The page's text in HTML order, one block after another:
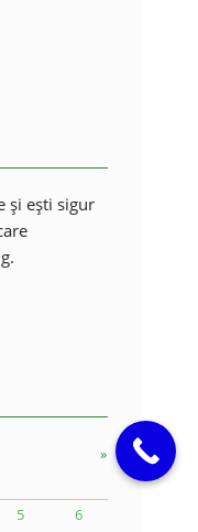
și ești sigur
»
5
6